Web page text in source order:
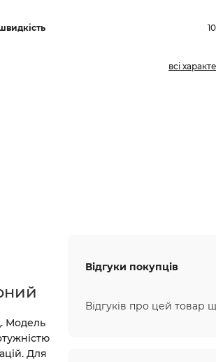
всі
Модель
Для
Відгуки покупців
Відгуків про цей товар